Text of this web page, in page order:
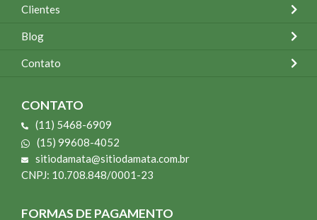
Clientes
Blog
Contato
CONTATO
(11) 5468-6909
(15) 99608-4052
sitiodamata@sitiodamata.com.br
CNPJ: 10.708.848/0001-23
FORMAS DE PAGAMENTO